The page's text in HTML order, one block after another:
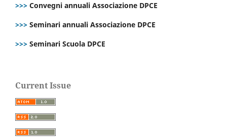
>>> Convegni annuali Associazione DPCE
>>> Seminari annuali Associazione DPCE
>>> Seminari Scuola DPCE
Current Issue